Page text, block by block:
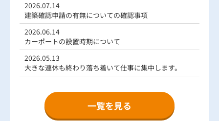
2026.07.14
建築確認申請の有無についての確認事項
2026.06.14
カーポートの設置時期について
2026.05.13
大きな連休も終わり落ち着いて仕事に集中します。
一覧を見る